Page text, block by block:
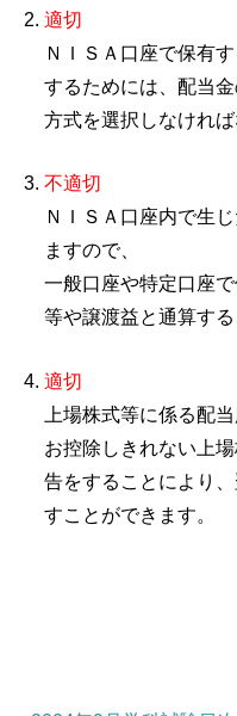
適切
ＮＩＳＡ口座で保有
するためには、配当
方式を選択しなければ
不適切
ＮＩＳＡ口座内で生
ますので、
一般口座や特定口座
等や譲渡益と通算する
適切
上場株式等に係る配
お控除しきれない上
告をすることにより
すことができます。